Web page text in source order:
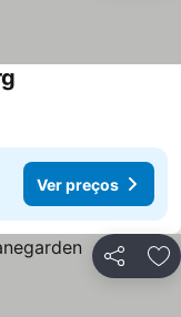
Ver preços
Partilhar